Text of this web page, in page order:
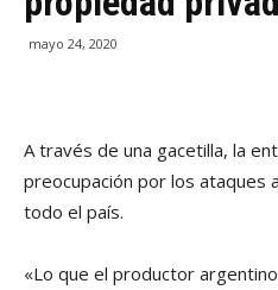
mayo 24, 2020
A través de una gacetilla, la
preocupación por los ataques
todo el país.
«Lo que el productor